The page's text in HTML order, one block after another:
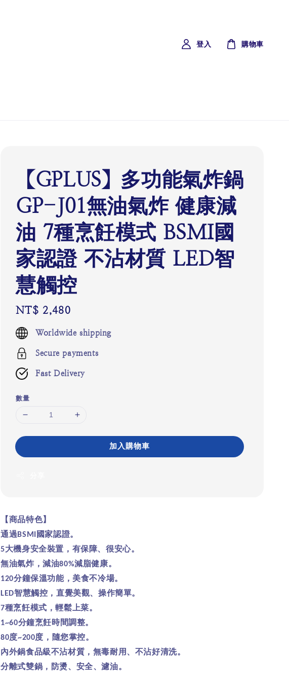
登入 購物車
【GPLUS】多功能氣炸鍋
GP-J01無油氣炸 健康減
油 7種烹飪模式 BSMI國
家認證 不沾材質 LED智
慧觸控
Regular
price
NT$ 2,480
Worldwide shipping
Secure payments
Fast Delivery
數量
加入購物車
【商品特色】
通過 BSMI 國家認證。
5大機身安全裝置，有保障、很安心。
無油氣炸，減油80%減脂健康。
120分鐘保溫功能，美食不冷場。
LED智慧觸控，直覺美觀、操作簡單。
7種烹飪模式，輕鬆上菜。
1~60分鐘烹飪時間調整。
80度~200度，隨您掌控。
內外鍋食品級不沾材質，無毒耐用、不沾好清洗。
分離式雙鍋，防燙、安全、濾油。